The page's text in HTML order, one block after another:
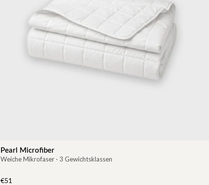
Pearl Microfiber
Weiche Mikrofaser · 3 Gewichtsklassen
€51